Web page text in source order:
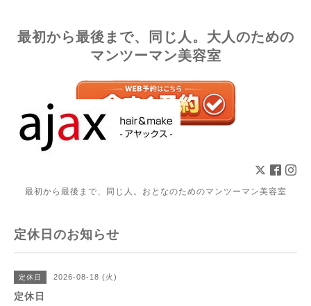
最初から最後まで、同じ人。大人のための
マンツーマン美容室
最初から最後まで、同じ人。おとなのためのマンツーマン美容室
定休日のお知らせ
定休日 2026-08-18 (火)
定休日